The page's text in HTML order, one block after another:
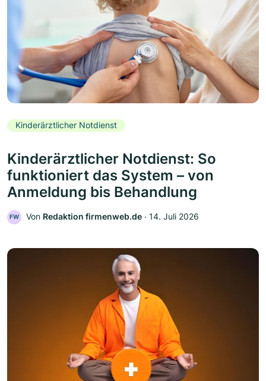
Kinderärztlicher Notdienst
Kinderärztlicher Notdienst: So
funktioniert das System – von
Anmeldung bis Behandlung
FW Von Redaktion firmenweb.de ‧ 14. Juli 2026